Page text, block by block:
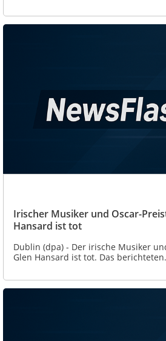
Irischer Musiker und Oscar-
Hansard ist tot
Dublin (dpa) - Der irische Musiker
Glen Hansard ist tot. Das